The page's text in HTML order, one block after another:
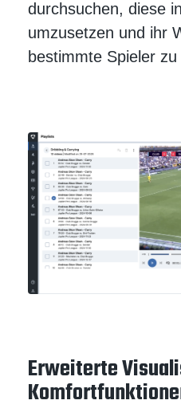
durchsuchen, diese
umzusetzen und ihr
bestimmte Spieler
Erweiterte